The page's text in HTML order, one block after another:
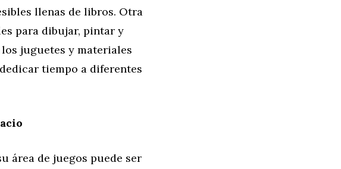
llenas de libros. Otra
para dibujar, pintar y
juguetes y materiales
tiempo a diferentes
área de juegos puede ser